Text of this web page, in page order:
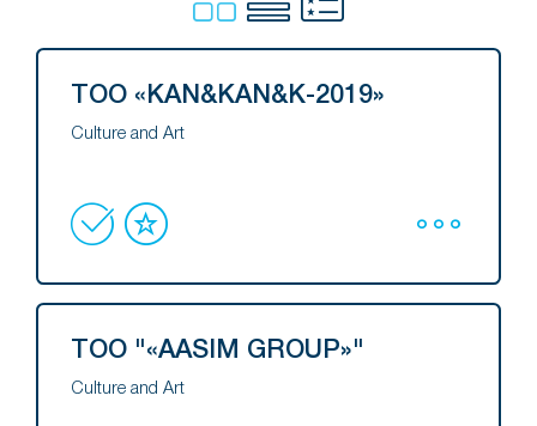
ТОО «KAN&KAN&K-2019»
Culture and Art
ТОО "«AASIM GROUP»"
Culture and Art